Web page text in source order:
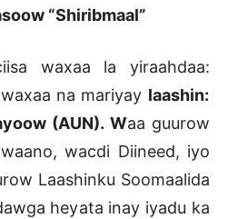
“Shiribmaal”
waxaa la yiraahdaa:
waxaa na mariyay laashin:
(AUN). Waa guurow
wacdi Diineed, iyo
Laashinku Soomaalida
heyata inay iyadu ka